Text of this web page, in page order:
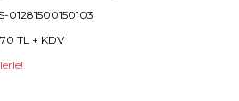
01281500150103
TL + KDV